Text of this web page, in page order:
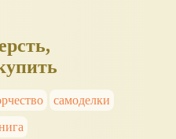
самоделки